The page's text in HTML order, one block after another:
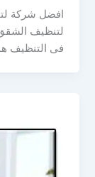
افضل شركة
لتنظيف الشقق
فى التنظيف